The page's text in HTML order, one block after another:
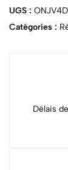
UGS :
Catégories :
Délais